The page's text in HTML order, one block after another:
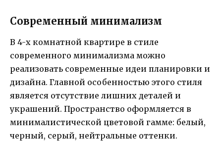
Современный минимализм
В 4-х комнатной квартире в стиле
современного минимализма можно
реализовать современные идеи планировки и
дизайна. Главной особенностью этого стиля
является отсутствие лишних деталей и
украшений. Пространство оформляется в
минималистической цветовой гамме: белый,
черный, серый, нейтральные оттенки.